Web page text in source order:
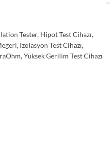
Tester, Hipot Test Cihazı,
, İzolasyon Test Cihazı,
,Yüksek Gerilim Test Cihazı